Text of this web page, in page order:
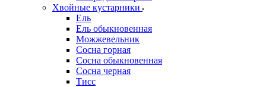
Хвойные кустарники
Ель
Ель обыкновенная
Можжевельник
Сосна горная
Сосна обыкновенная
Сосна черная
Тисс